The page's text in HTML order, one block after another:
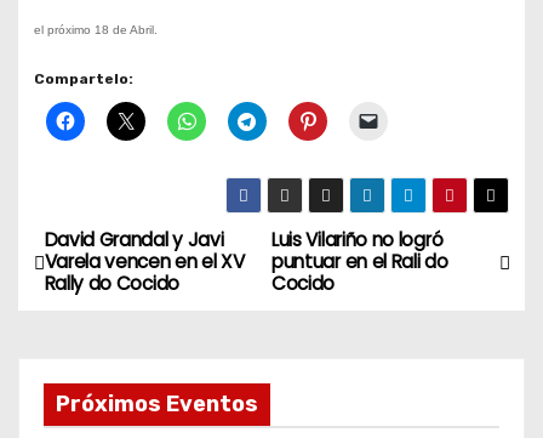
el próximo 18 de Abril.
Compartelo:
N
a
Luis Vilariño no logró
puntuar en el Rali do
Cocido
David Grandal y Javi
Varela vencen en el XV
Rally do Cocido
Próximos Eventos